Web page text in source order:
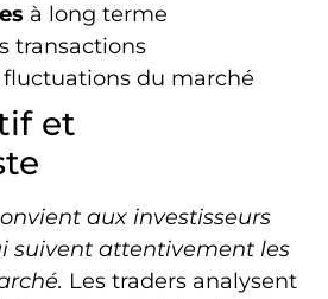
à long terme
transactions
fluctuations du marché
et
aux investisseurs
suivent attentivement les
Les traders analysent